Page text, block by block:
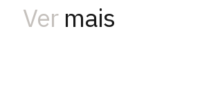
Ver mais